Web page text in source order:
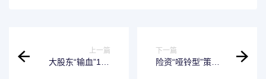
上一篇
大股东“输血”160
下一篇
险资“哑铃型”策略